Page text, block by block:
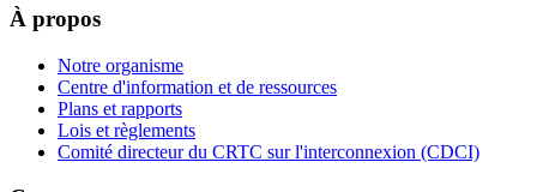
À propos
Notre organisme
Centre d'information et de ressources
Plans et rapports
Lois et règlements
Comité directeur du CRTC sur l'interconnexion (CDCI)